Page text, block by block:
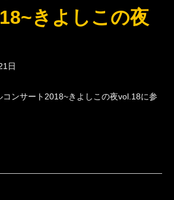
きよしこの夜
日
コンサート2018~きよしこの夜vol.18に参